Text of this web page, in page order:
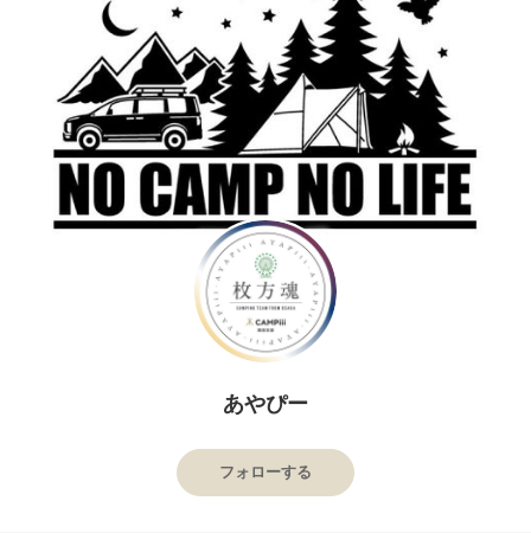
あやぴー
フォローする